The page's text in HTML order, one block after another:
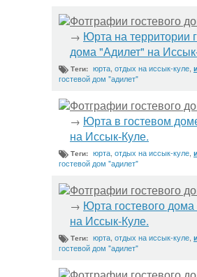
Фотграфии гостевого
→ Юрта на территории
дома "Адилет" на
Теги: юрта отдых на иссык-куле
гостевой дом "адилет"
Фотграфии гостевого
→ Юрта в гостевом
на Иссык-Куле.
Теги: юрта отдых на иссык-куле
гостевой дом "адилет"
Фотграфии гостевого
→ Юрта гостевого
на Иссык-Куле.
Теги: юрта отдых на иссык-куле
гостевой дом "адилет"